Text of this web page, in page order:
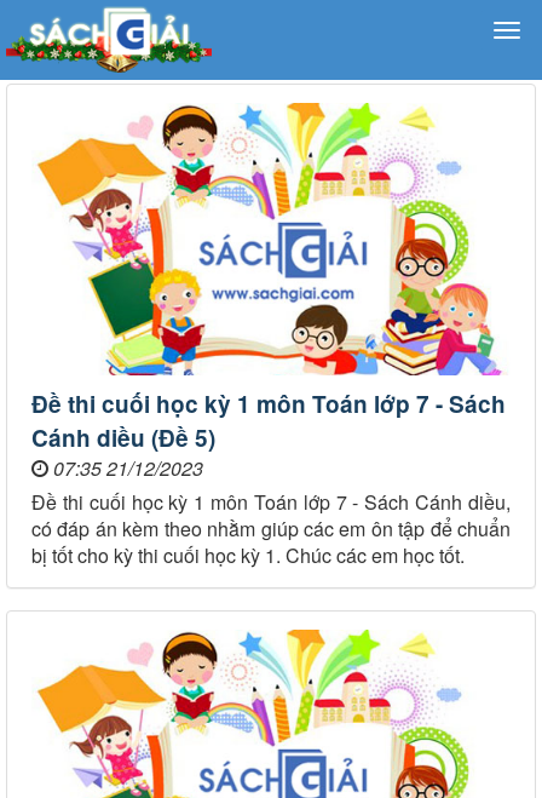
Đề thi cuối học kỳ 1 môn Toán lớp 7 - Sách
Cánh diều (Đề 5)
07:35 21/12/2023
Đề thi cuối học kỳ 1 môn Toán lớp 7 - Sách Cánh diều,
có đáp án kèm theo nhằm giúp các em ôn tập để chuẩn
bị tốt cho kỳ thi cuối học kỳ 1. Chúc các em học tốt.